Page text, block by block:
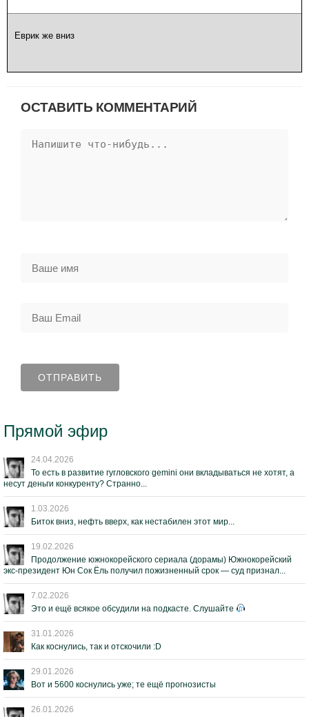
Еврик же вниз
ОСТАВИТЬ КОММЕНТАРИЙ
Прямой эфир
24.04.2026
То есть в развитие гугловского gemini они вкладываться не хотят, а
несут деньги конкуренту? Странно...
1.03.2026
Биток вниз, нефть вверх, как нестабилен этот мир...
19.02.2026
Продолжение южнокорейского сериала (дорамы) Южнокорейский
экс-президент Юн Сок Ёль получил пожизненный срок — суд признал...
7.02.2026
Это и ещё всякое обсудили на подкасте. Слушайте
31.01.2026
Как коснулись, так и отскочили :D
29.01.2026
Вот и 5600 коснулись уже; те ещё прогнозисты
26.01.2026